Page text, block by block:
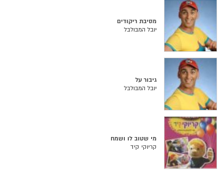
מסיבת ריקודים
יובל המבולבל
גיבור על
יובל המבולבל
מי שטוב לו ושמח
קריוקי קיד